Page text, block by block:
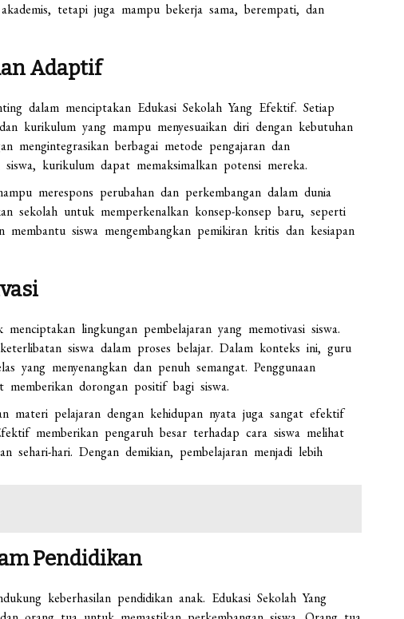
tetapi juga mampu bekerja sama, berempati, dan
Adaptif
dalam menciptakan Edukasi Sekolah Yang Efektif. Setiap
kurikulum yang mampu menyesuaikan diri dengan kebutuhan
mengintegrasikan berbagai metode pengajaran dan
kurikulum dapat memaksimalkan potensi mereka.
merespons perubahan dan perkembangan dalam dunia
sekolah untuk memperkenalkan konsep-konsep baru, seperti
siswa mengembangkan pemikiran kritis dan kesiapan
lingkungan pembelajaran yang memotivasi siswa.
siswa dalam proses belajar. Dalam konteks ini, guru
yang menyenangkan dan penuh semangat. Penggunaan
memberikan dorongan positif bagi siswa.
materi pelajaran dengan kehidupan nyata juga sangat efektif
memberikan pengaruh besar terhadap cara siswa melihat
sehari-hari. Dengan demikian, pembelajaran menjadi lebih
Pendidikan
keberhasilan pendidikan anak. Edukasi Sekolah Yang